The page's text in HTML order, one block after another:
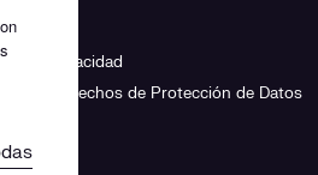
de Privacidad
Derechos de Protección de Datos